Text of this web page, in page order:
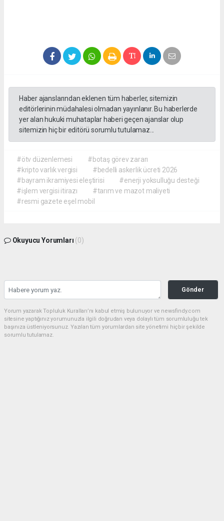
Haber ajanslarından eklenen tüm haberler, sitemizin
editörlerinin müdahalesi olmadan yayınlanır. Bu haberlerde
yer alan hukuki muhataplar haberi geçen ajanslar olup
sitemizin hiç bir editörü sorumlu tutulamaz...
#ötv düzenlemesi
#botaş görev zararı
#kripto varlık vergisi
#bedelli askerlik ücreti 2026
#bayram ikramiyesi eleştirisi
#enerji yoksulluğu desteği
#işlem vergisi itirazı
#tarım ve mazot maliyeti
#resmi gazete eşel mobil
Okuyucu Yorumları (0)
Gönder
Yorum yazarak Topluluk Kuralları’nı kabul etmiş bulunuyor ve newsfindy.com
sitesine yaptığınız yorumunuzla ilgili doğrudan veya dolaylı tüm sorumluluğu tek
başınıza üstleniyorsunuz. Yazılan tüm yorumlardan site yönetimi hiçbir şekilde
sorumlu tutulamaz.